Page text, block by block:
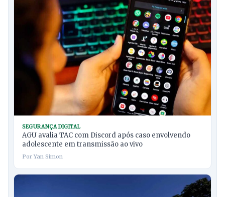
SEGURANÇA DIGITAL
AGU avalia TAC com Discord após caso envolvendo
adolescente em transmissão ao vivo
Por Yan Simon